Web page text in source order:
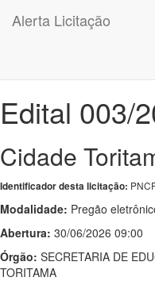
Alerta Licitação
Edital 003/
Cidade
Identificador desta licitação:
Modalidade: Pregão
Abertura: 30/06/2026 09:00
Órgão: SECRETARIA DE
TORITAMA